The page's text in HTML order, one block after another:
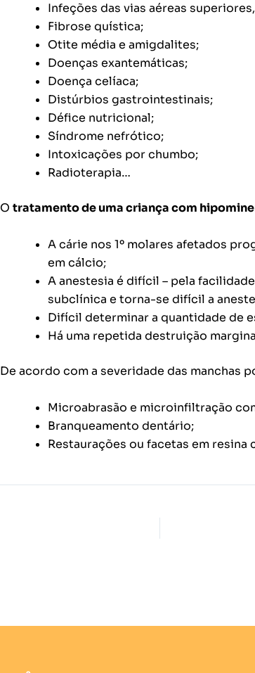
Infeções das vias aéreas
Fibrose quística;
Otite média e amigdalites;
Doenças exantemáticas;
Doença celíaca;
Distúrbios gastrointestinais;
Défice nutricional;
Síndrome nefrótico;
Intoxicações por chumbo;
Radioterapia…
O tratamento de uma criança com
A cárie nos 1º molares afetados
em cálcio;
A anestesia é difícil – pela
subclínica e torna-se difícil a
Difícil determinar a quantidade de
Há uma repetida destruição
De acordo com a severidade das manchas
Microabrasão e microinfiltração
Branqueamento dentário;
Restaurações ou facetas em